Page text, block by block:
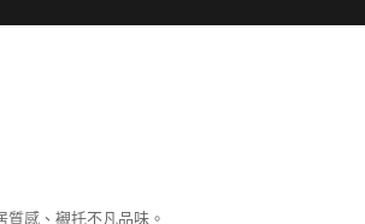
感、襯托不凡品味。